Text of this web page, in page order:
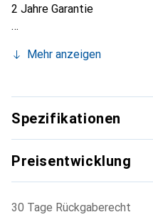
2 Jahre Garantie
Mehr anzeigen
Spezifikationen
Preisentwicklung
30 Tage Rückgaberecht